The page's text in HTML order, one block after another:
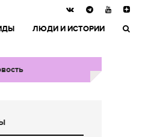
ЛЮДИ И ИСТОРИИ